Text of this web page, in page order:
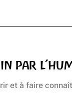
par
et à faire